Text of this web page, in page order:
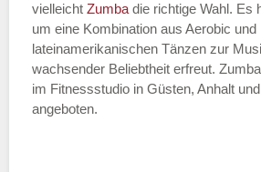
vielleicht Zumba die richtige Wahl. Es
um eine Kombination aus Aerobic und
lateinamerikanischen Tänzen zur
wachsender Beliebtheit erfreut.
im Fitnessstudio in Güsten, Anhalt
angeboten.